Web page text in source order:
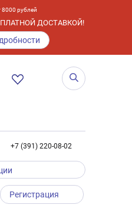
8000 рублей
ДОСТАВКОЙ!
+7 (391) 220-08-02
Регистрация